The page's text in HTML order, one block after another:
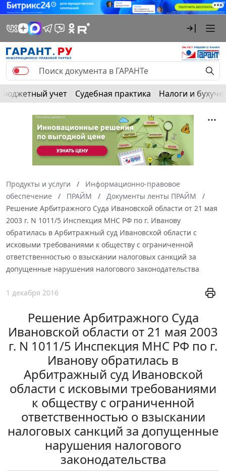
Бюджетный учет Судебная практика Налоги и
Продукты и услуги
Информационно-правовое
обеспечение
ПРАЙМ
Документы ленты ПРАЙМ
Решение Арбитражного Суда Ивановской области от 21 мая
2003 г. N 1011/5 Инспекция МНС РФ по г. Иванову
обратилась в Арбитражный суд Ивановской области с
исковыми требованиями к обществу с ограниченной
ответственностью о взыскании налоговых санкций за
допущенные нарушения налогового законодательства
1 декабря 2016
Решение Арбитражного Суда
Ивановской области от 21 мая 2003
г. N 1011/5 Инспекция МНС РФ по г.
Иванову обратилась в
Арбитражный суд Ивановской
области с исковыми требованиями
к обществу с ограниченной
ответственностью о взыскании
налоговых санкций за допущенные
нарушения налогового
законодательства